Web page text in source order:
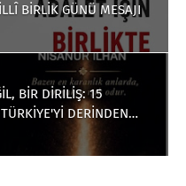
BİRLİK GÜNÜ MESAJI
BİR DİRİLİŞ: 15
DERİNDEN